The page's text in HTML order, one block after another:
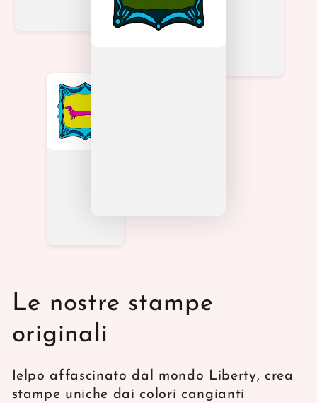
Le nostre stampe
originali
Ielpo affascinato dal mondo Liberty, crea
stampe uniche dai colori cangianti